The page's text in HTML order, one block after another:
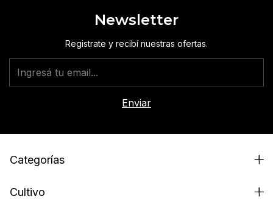
Newsletter
Registrate y recibí nuestras ofertas.
Categorías
Cultivo